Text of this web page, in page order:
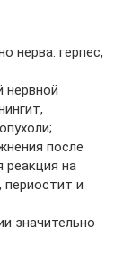
нерва: герпес,
нервной
после
реакция на
и
значительно